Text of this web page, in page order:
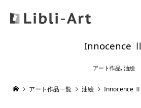
Innocence Ⅱ
アート作品, 油絵
アート作品一覧 油絵 Innocence Ⅱ